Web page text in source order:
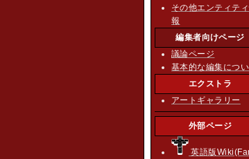
その他エンティテ
報
編集者向けページ
議論ページ
基本的な編集につ
エクストラ
アートギャラリー
外部ページ
英語版